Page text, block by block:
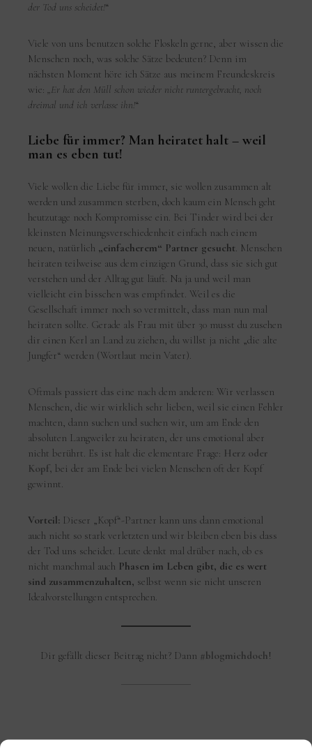
der Tod uns scheidet!“
Viele von uns benutzen solche Floskeln gerne, aber wissen die
Menschen noch, was solche Sätze bedeuten? Denn im
nächsten Moment höre ich Sätze aus meinem Freundeskreis
wie:„Er hat den Müll schon wieder nicht runtergebracht, noch
dreimal und ich verlasse ihn!“
Liebe für immer? Man heiratet halt – weil
man es eben tut!
Viele wollen die Liebe für immer, sie wollen zusammen alt
werden und zusammen sterben, doch kaum ein Mensch geht
heutzutage noch Kompromisse ein. Bei Tinder wird bei der
kleinsten Meinungsverschiedenheit einfach nach einem
neuen, natürlich „einfacherem“ Partner gesucht. Menschen
heiraten teilweise aus dem einzigen Grund, dass sie sich gut
verstehen und der Alltag gut läuft. Na ja und weil man
vielleicht ein bisschen was empfindet. Weil es die
Gesellschaft immer noch so vermittelt, dass man nun mal
heiraten sollte. Gerade als Frau mit über 30 musst du zusehen
dir einen Kerl an Land zu ziehen, du willst ja nicht „die alte
Jungfer“ werden (Wortlaut mein Vater).
Oftmals passiert das eine nach dem anderen: Wir verlassen
Menschen, die wir wirklich sehr lieben, weil sie einen Fehler
machten, dann suchen und suchen wir, um am Ende den
absoluten Langweiler zu heiraten, der uns emotional aber
nicht berührt. Es ist halt die elementare Frage: Herz oder
Kopf, bei der am Ende bei vielen Menschen oft der Kopf
gewinnt.
Vorteil: Dieser „Kopf“-Partner kann uns dann emotional
auch nicht so stark verletzten und wir bleiben eben bis dass
der Tod uns scheidet. Leute denkt mal drüber nach, ob es
nicht manchmal auch Phasen im Leben gibt, die es wert
sind zusammenzuhalten, selbst wenn sie nicht unseren
Idealvorstellungen entsprechen.
Dir gefällt dieser Beitrag nicht? Dann #blogmichdoch!